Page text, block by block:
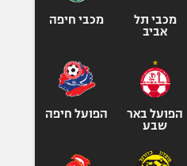
שחייה
אגרוף
ספורט אולימפי
היאבקות WWE
מכבי תל
אביב
מכבי חיפה
הפועל באר
שבע
הפועל חיפה